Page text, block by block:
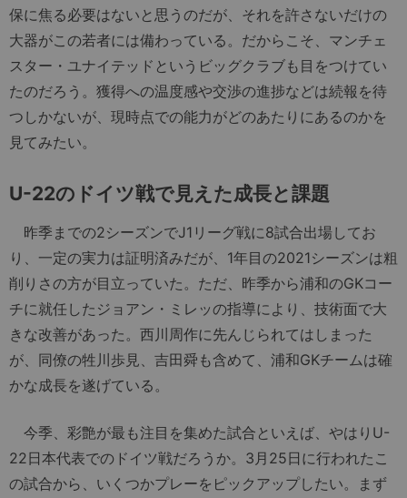
保に焦る必要はないと思うのだが、それを許さないだけの
大器がこの若者には備わっている。だからこそ、マンチェ
スター・ユナイテッドというビッグクラブも目をつけてい
たのだろう。獲得への温度感や交渉の進捗などは続報を待
つしかないが、現時点での能力がどのあたりにあるのかを
見てみたい。
U-22のドイツ戦で見えた成長と課題
昨季までの2シーズンでJ1リーグ戦に8試合出場してお
り、一定の実力は証明済みだが、1年目の2021シーズンは粗
削りさの方が目立っていた。ただ、昨季から浦和のGKコー
チに就任したジョアン・ミレッの指導により、技術面で大
きな改善があった。西川周作に先んじられてはしまった
が、同僚の牲川歩見、吉田舜も含めて、浦和GKチームは確
かな成長を遂げている。
今季、彩艶が最も注目を集めた試合といえば、やはりU-
22日本代表でのドイツ戦だろうか。3月25日に行われたこ
の試合から、いくつかプレーをピックアップしたい。まず